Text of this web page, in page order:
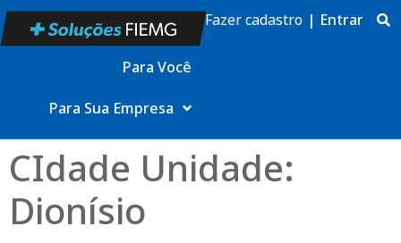
Para Você
Para Sua Empresa
Fazer cadastro | Entrar
CIdade Unidade:
Dionísio